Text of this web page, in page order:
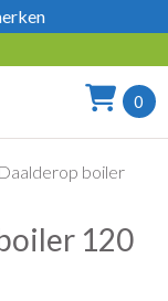
0
boiler
120